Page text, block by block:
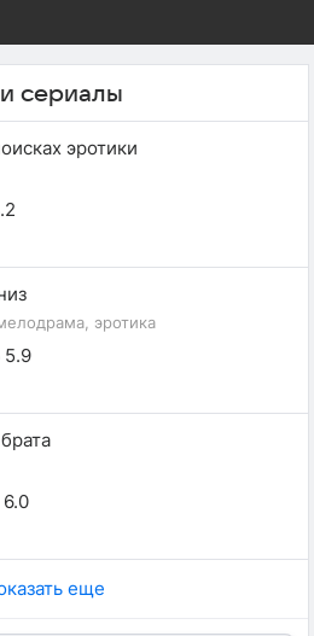
сериалы
эротики
эротика
5.9
6.0
еще